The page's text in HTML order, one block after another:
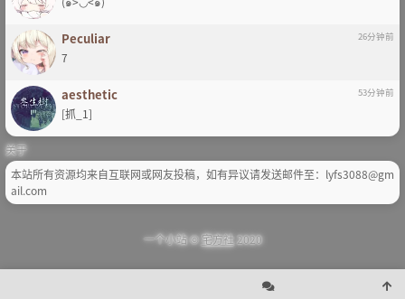
Peculiar 26分钟前
7
aesthetic 53分钟前
[抓_1]
关于
本站所有资源均来自互联网或网友投稿，如有异议请发送邮件至：lyfs3088@gm
ail.com
一个小站 ©宅方社2020